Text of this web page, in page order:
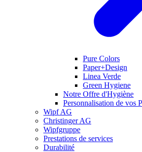
Pure Colors
Paper+Design
Linea Verde
Green Hygiene
Notre Offre d'Hygiène
Personnalisation de vos
Wipf AG
Christinger AG
Wipfgruppe
Prestations de services
Durabilité